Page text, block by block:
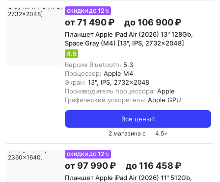
СКИДКИ ДО12 %
от 71 490 ₽ до 106 900 ₽
Планшет Apple iPad Air (2026) 13" 128Gb,
Space Gray (M4) [13", IPS, 2732x2048]
4.5
Версия Bluetooth: 5.3
Процессор: Apple M4
Экран: 13", IPS, 2732x2048
Производитель процессора: Apple
Графический ускоритель: Apple GPU
Все цены4
2 магазина с 4.5+
СКИДКИ ДО12 %
от 97 990 ₽ до 116 458 ₽
Планшет Apple iPad Air (2026) 11" 512Gb,